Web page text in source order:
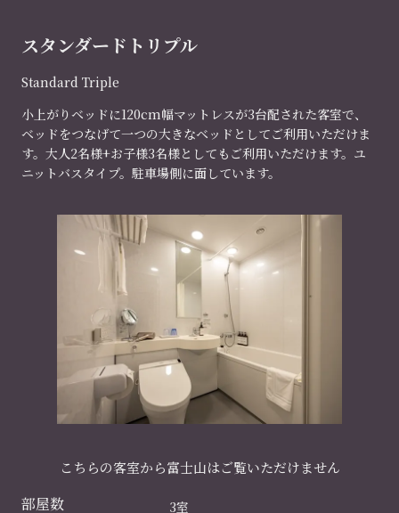
スタンダードトリプル
Standard Triple
小上がりベッドに120cm幅マットレスが3台配された客室で、
ベッドをつなげて一つの大きなベッドとしてご利用いただけま
す。大人2名様+お子様3名様としてもご利用いただけます。ユ
ニットバスタイプ。駐車場側に面しています。
こちらの客室から富士山はご覧いただけません
部屋数 3室